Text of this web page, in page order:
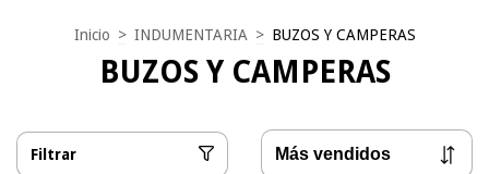
Inicio > INDUMENTARIA > BUZOS Y CAMPERAS
BUZOS Y CAMPERAS
Filtrar